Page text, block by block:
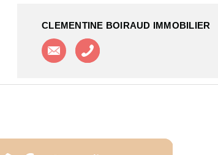
CLEMENTINE BOIRAUD IMMOBILIER
Contacter l'agence